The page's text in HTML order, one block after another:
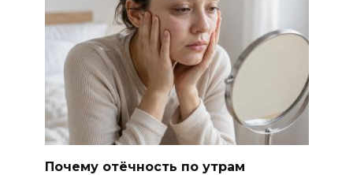
Почему отёчность по утрам